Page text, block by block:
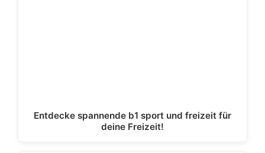
Entdecke spannende b1 sport und freizeit für
deine Freizeit!